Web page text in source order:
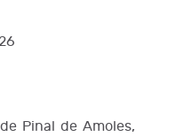
Pinal de Amoles,